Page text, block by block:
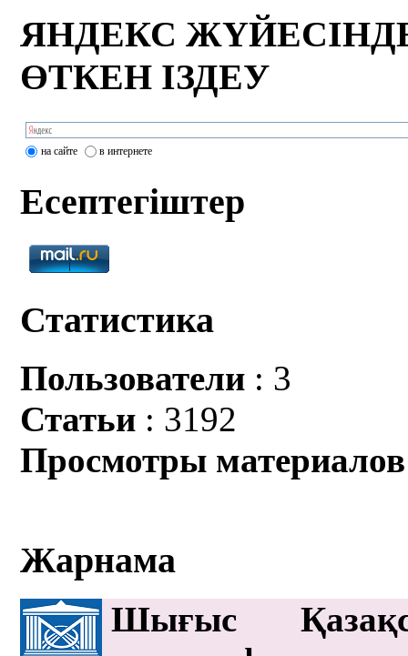
ЯНДЕКС
ӨТКЕН ІЗДЕУ
на сайте в интернете
Есептегіштер
Статистика
Пользователи : 3
Статьи : 3192
Просмотры материалов
Жарнама
Шығыс